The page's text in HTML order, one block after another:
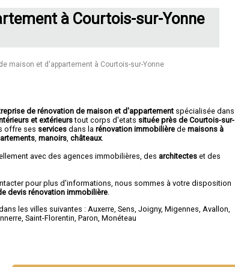
à Courtois-sur-Yonne
maison et d'appartement à Courtois-sur-Yonne
de rénovation de maison et d'appartement spécialisée dans
et extérieurstout corps d'etats située près de Courtois-sur-
offre ses services dans larénovation immobilière demaisons à
,manoirs ,châteaux.
avec des agences immobilières, des architectes et des
pour plus d'informations, nous sommes à votre disposition
devis rénovation immobilière
les villes suivantes : Auxerre ,Sens ,Joigny,Migennes Avallon
,Saint-Florentin ,Paron ,Monéteau